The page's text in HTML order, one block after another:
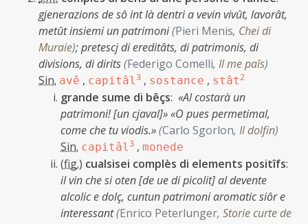
gjenerazions de sô int là dentri a vevin vivût, lavorât,
metût insiemi un patrimoni(Pieri Menis, Chei di
Muraie);pretescj di ereditâts, di patrimonis, di
divisions, di dirits(Federigo Comelli, Il me paîs)
Sin. avê , capitâl3 , sostance , stât 2
grande sume di bêçs: «Al costarà un
patrimoni! [un cjaval]» «O pues permetimal,
come che tu viodis.»(Carlo Sgorlon, Il dolfin)
Sin. capitâl3 , monede
(fig.) cualsisei complès di elements positîfs:
il vin che si oten [de ue di picolit] al devente
alcolic e dolç, cuntun patrimoni aromatic siôr e
interessant(Enrico Peterlunger, Storie curte de